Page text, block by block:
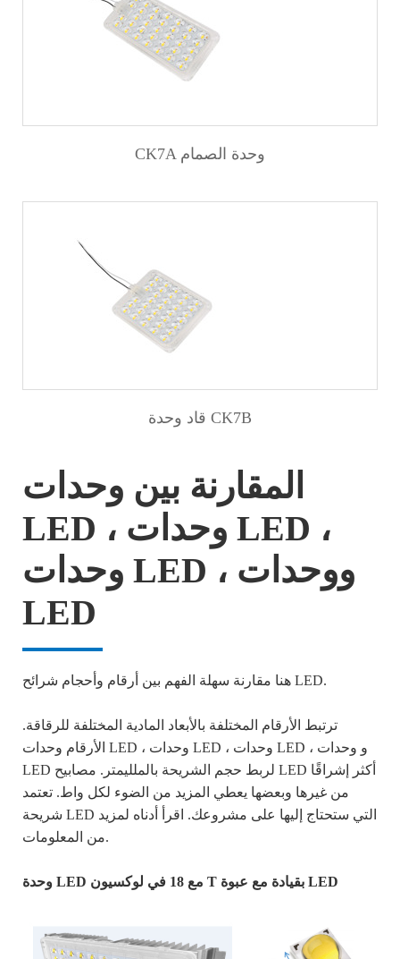
CK7A وحدة الصمام
قاد وحدة CK7B
المقارنة بين وحدات
LED ، وحدات LED ،
وحدات LED ، ووحدات
LED
هنا مقارنة سهلة الفهم بين أرقام وأحجام شرائح LED.
ترتبط الأرقام المختلفة بالأبعاد المادية المختلفة للرقاقة.
الأرقام وحدات LED ، وحدات LED ، وحدات LED ، و وحدات
LED لربط حجم الشريحة بالملليمتر. مصابيح LED أكثر إشراقًا
من غيرها وبعضها يعطي المزيد من الضوء لكل واط. تعتمد
شريحة LED التي ستحتاج إليها على مشروعك. اقرأ أدناه لمزيد
من المعلومات.
وحدة LED مع 18 في لوكسيون T بقيادة مع عبوة LED